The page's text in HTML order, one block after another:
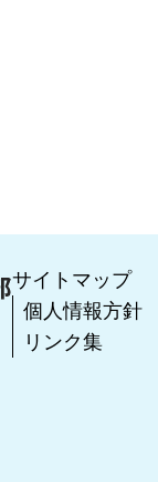
サイトマップ
個人情報方針
リンク集